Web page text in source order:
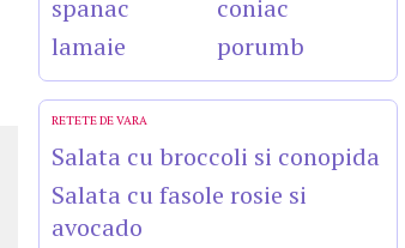
spanac
lamaie
coniac
porumb
RETETE DE VARA
Salata cu broccoli si conopida
Salata cu fasole rosie si
avocado